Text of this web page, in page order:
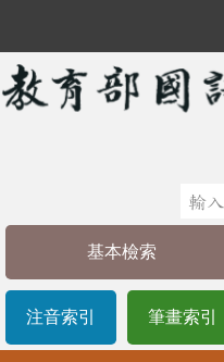
基本檢索
注音索引 筆畫索引